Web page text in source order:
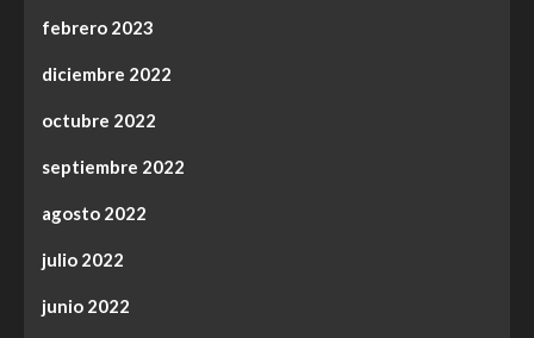
febrero 2023
diciembre 2022
octubre 2022
septiembre 2022
agosto 2022
julio 2022
junio 2022